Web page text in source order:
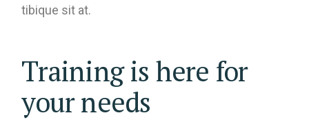
tibique sit at.
Training is here for
your needs